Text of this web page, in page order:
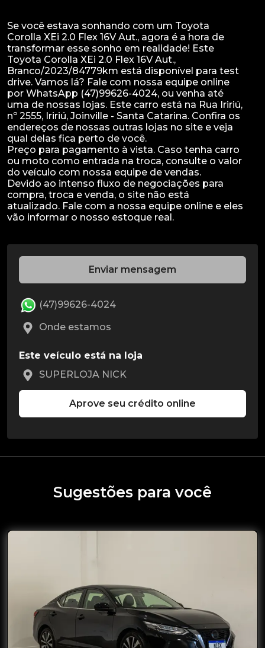
Se você estava sonhando com um Toyota
Corolla XEi 2.0 Flex 16V Aut., agora é a hora de
transformar esse sonho em realidade! Este
Toyota Corolla XEi 2.0 Flex 16V Aut.,
Branco/2023/84779km está disponível para test
drive. Vamos lá? Fale com nossa equipe online
por WhatsApp (47)99626-4024, ou venha até
uma de nossas lojas. Este carro está na Rua Iririú,
nº 2555, Iririú, Joinville - Santa Catarina. Confira os
endereços de nossas outras lojas no site e veja
qual delas fica perto de você.
Preço para pagamento à vista. Caso tenha carro
ou moto como entrada na troca, consulte o valor
do veículo com nossa equipe de vendas.
Devido ao intenso fluxo de negociações para
compra, troca e venda, o site não está
atualizado. Fale com a nossa equipe online e eles
Enviar mensagem
(47)99626-4024
Onde estamos
Este veículo está na loja
SUPERLOJA NICK
Aprove seu crédito online
Sugestões para você